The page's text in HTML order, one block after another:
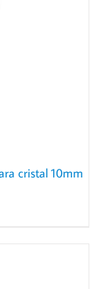
cristal 10mm